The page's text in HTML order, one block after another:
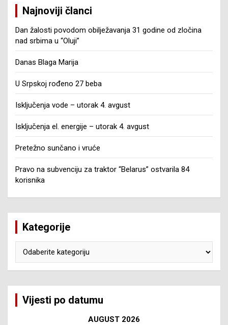
Najnoviji članci
Dan žalosti povodom obilježavanja 31 godine od zločina
nad srbima u “Oluji”
Danas Blaga Marija
U Srpskoj rođeno 27 beba
Isključenja vode – utorak 4. avgust
Isključenja el. energije – utorak 4. avgust
Pretežno sunčano i vruće
Pravo na subvenciju za traktor “Belarus” ostvarila 84
korisnika
Kategorije
Vijesti po datumu
AUGUST 2026